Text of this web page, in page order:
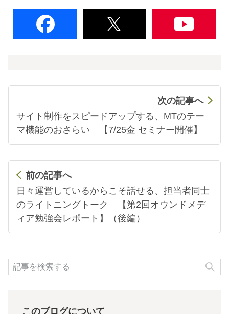
次の記事へ
サイト制作をスピードアップする、MTのテー
マ機能のおさらい 【7/25金 セミナー開催】
前の記事へ
日々運営しているからこそ話せる、担当者同士
のライトニングトーク 【第2回オウンドメデ
ィア勉強会レポート】（後編）
このブログについて